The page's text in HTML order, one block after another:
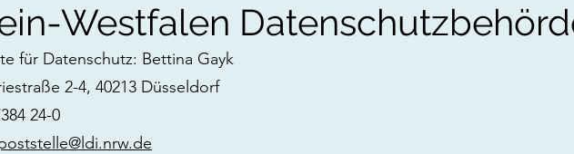
Westfalen Datenschu
für Datenschutz: Bettina Gayk
2-4, 40213 Düsseldorf
24-0